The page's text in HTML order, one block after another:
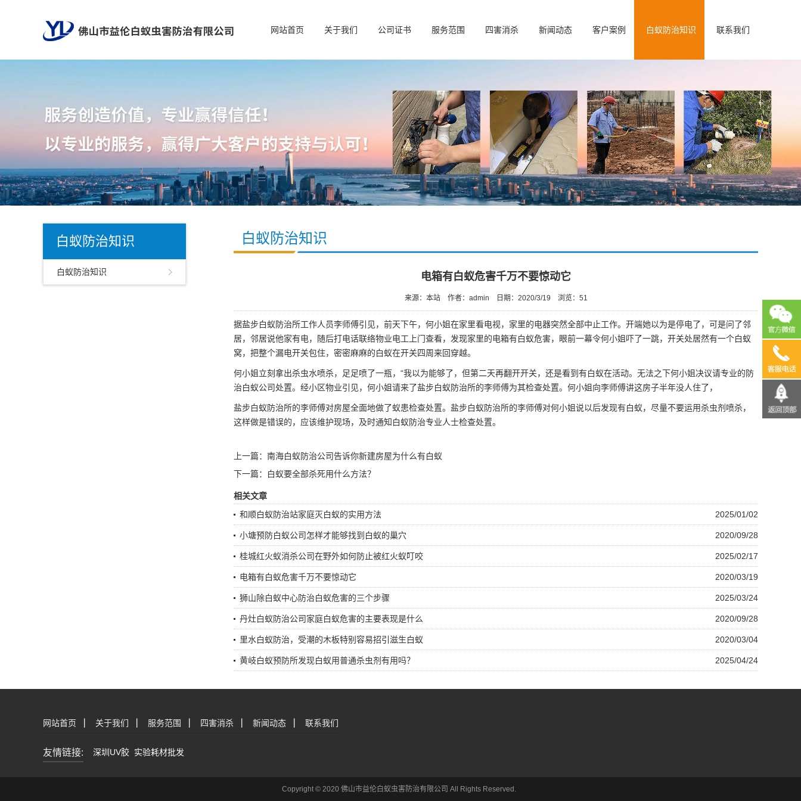
网站首页 关于我们 公司证书 服务范围 四害消杀 新闻动态 客户案例 白蚁防治知识 联系我们
白蚁防治知识
白蚁防治知识
白蚁防治知识
电箱有白蚁危害千万不要惊动它
来源：本站 作者：admin 日期：2020/3/19 浏览： 51
据盐步白蚁防治所工作人员李师傅引见，前天下午，何小姐在家里看电视，家里的电器突然全部中止工作。开端她以为是停电了，可是问了邻
居，邻居说他家有电，随后打电话联络物业电工上门查看，发现家里的电箱有白蚁危害，眼前一幕令何小姐吓了一跳，开关处居然有一个白蚁
窝，把整个漏电开关包住，密密麻麻的白蚁在开关四周来回穿越。
何小姐立刻拿出杀虫水喷杀，足足喷了一瓶，“我以为能够了，但第二天再翻开开关，还是看到有白蚁在活动。无法之下何小姐决议请专业的防
治白蚁公司处置。经小区物业引见，何小姐请来了盐步白蚁防治所的李师傅为其检查处置。何小姐向李师傅讲这房子半年没人住了，
盐步白蚁防治所的李师傅对房屋全面地做了蚁患检查处置。盐步白蚁防治所的李师傅对何小姐说以后发现有白蚁，尽量不要运用杀虫剂喷杀，
这样做是错误的，应该维护现场，及时通知白蚁防治专业人士检查处置。
上一篇： 南海白蚁防治公司告诉你新建房屋为什么有白蚁
下一篇：
白蚁要全部杀死用什么方法？
相关文章
2025/01/02
和顺白蚁防治站家庭灭白蚁的实用方法
2020/09/28
小塘预防白蚁公司怎样才能够找到白蚁的巢穴
2025/02/17
桂城红火蚁消杀公司在野外如何防止被红火蚁叮咬
2020/03/19
电箱有白蚁危害千万不要惊动它
2025/03/24
狮山除白蚁中心防治白蚁危害的三个步骤
2020/09/28
丹灶白蚁防治公司家庭白蚁危害的主要表现是什么
2020/03/04
里水白蚁防治，受潮的木板特别容易招引滋生白蚁
2025/04/24
黄岐白蚁预防所发现白蚁用普通杀虫剂有用吗？
网站首页 关于我们 服务范围 四害消杀 新闻动态 联系我们
友情链接: 深圳UV胶 实验耗材批发
Copyright © 2020 佛山市益伦白蚁虫害防治有限公司 All Rights Reserved.